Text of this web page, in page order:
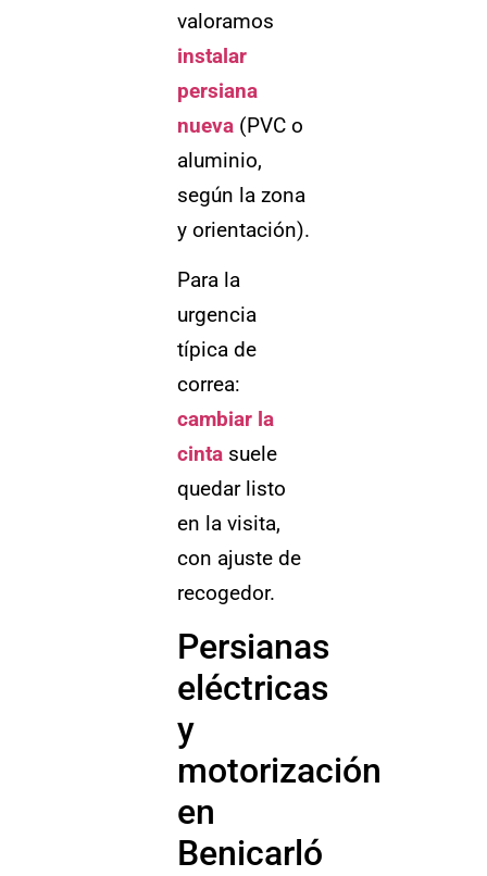
valoramos
instalar
persiana
nueva(PVC o
aluminio,
según la zona
y orientación).
Para la
urgencia
típica de
correa:
cambiar la
cintasuele
quedar listo
en la visita,
con ajuste de
recogedor.
Persianas
eléctricas
y
motorización
en
Benicarló